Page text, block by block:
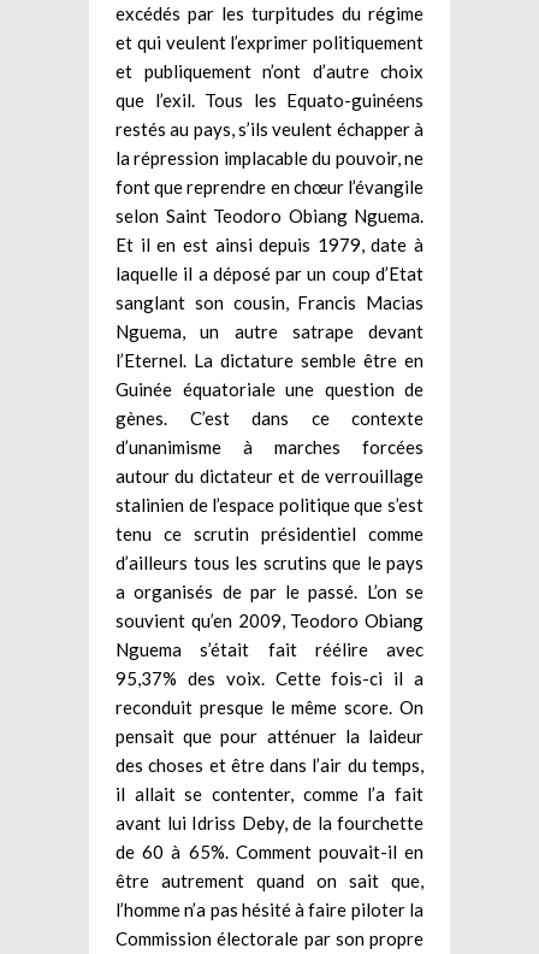
excédés par les turpitudes du régime
et qui veulent l’exprimer politiquement
et publiquement n’ont d’autre choix
que l’exil. Tous les Equato-guinéens
restés au pays, s’ils veulent échapper à
la répression implacable du pouvoir, ne
font que reprendre en chœur l’évangile
selon Saint Teodoro Obiang Nguema.
Et il en est ainsi depuis 1979, date à
laquelle il a déposé par un coup d’Etat
sanglant son cousin, Francis Macias
Nguema, un autre satrape devant
l’Eternel. La dictature semble être en
Guinée équatoriale une question de
gènes. C’est dans ce contexte
d’unanimisme à marches forcées
autour du dictateur et de verrouillage
stalinien de l’espace politique que s’est
tenu ce scrutin présidentiel comme
d’ailleurs tous les scrutins que le pays
a organisés de par le passé. L’on se
souvient qu’en 2009, Teodoro Obiang
Nguema s’était fait réélire avec
95,37% des voix. Cette fois-ci il a
reconduit presque le même score. On
pensait que pour atténuer la laideur
des choses et être dans l’air du temps,
il allait se contenter, comme l’a fait
avant lui Idriss Deby, de la fourchette
de 60 à 65%. Comment pouvait-il en
être autrement quand on sait que,
l’homme n’a pas hésité à faire piloter la
Commission électorale par son propre